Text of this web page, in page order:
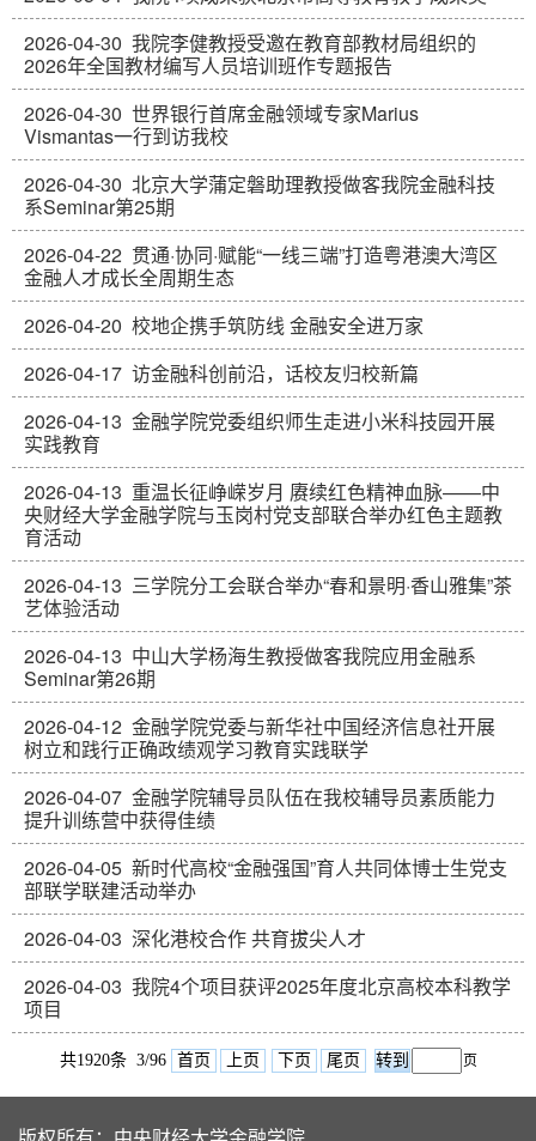
2026-04-30 我院李健教授受邀在教育部教材局组织的
2026年全国教材编写人员培训班作专题报告
2026-04-30 世界银行首席金融领域专家Marius
Vismantas一行到访我校
2026-04-30 北京大学蒲定磐助理教授做客我院金融科技
系Seminar第25期
2026-04-22 贯通·协同·赋能“一线三端”打造粤港澳大湾区
金融人才成长全周期生态
2026-04-20 校地企携手筑防线 金融安全进万家
2026-04-17 访金融科创前沿，话校友归校新篇
2026-04-13 金融学院党委组织师生走进小米科技园开展
实践教育
2026-04-13 重温长征峥嵘岁月 赓续红色精神血脉——中
央财经大学金融学院与玉岗村党支部联合举办红色主题教
育活动
2026-04-13 三学院分工会联合举办“春和景明·香山雅集”茶
艺体验活动
2026-04-13 中山大学杨海生教授做客我院应用金融系
Seminar第26期
2026-04-12 金融学院党委与新华社中国经济信息社开展
树立和践行正确政绩观学习教育实践联学
2026-04-07 金融学院辅导员队伍在我校辅导员素质能力
提升训练营中获得佳绩
2026-04-05 新时代高校“金融强国”育人共同体博士生党支
部联学联建活动举办
2026-04-03 深化港校合作 共育拔尖人才
2026-04-03 我院4个项目获评2025年度北京高校本科教学
项目
共1920条 3/96 首页 上页 下页 尾页 页